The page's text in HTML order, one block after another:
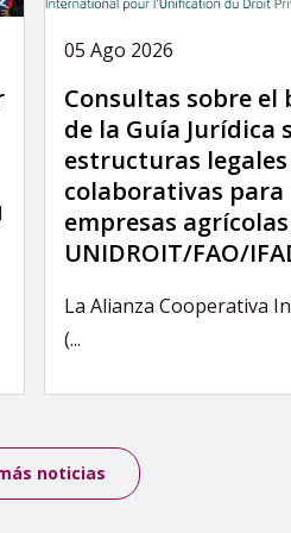
05 Ago 2026
Consultas sobre el
de la Guía Jurídica
estructuras legales
colaborativas para
empresas
UNIDROIT/FAO/
La Alianza Cooperativa
(...
noticias